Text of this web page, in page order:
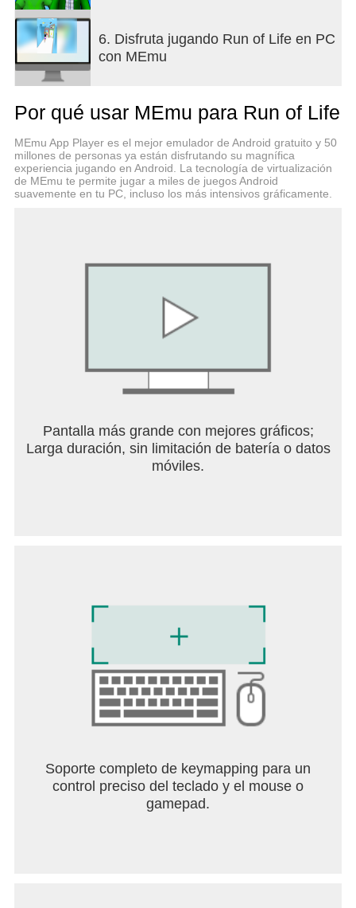
6. Disfruta jugando Run of Life en PC
con MEmu
Por qué usar MEmu para Run of Life
MEmu App Player es el mejor emulador de Android gratuito y 50
millones de personas ya están disfrutando su magnífica
experiencia jugando en Android. La tecnología de virtualización
de MEmu te permite jugar a miles de juegos Android
suavemente en tu PC, incluso los más intensivos gráficamente.
Pantalla más grande con mejores gráficos;
Larga duración, sin limitación de batería o datos
móviles.
Soporte completo de keymapping para un
control preciso del teclado y el mouse o
gamepad.